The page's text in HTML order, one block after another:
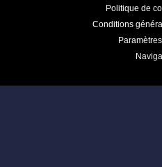
Politique de
Conditions